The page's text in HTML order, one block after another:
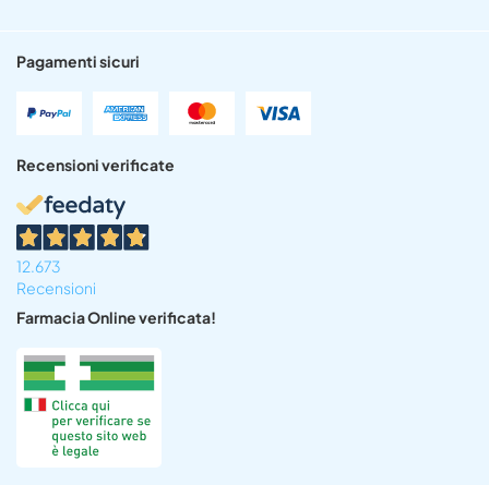
Pagamenti sicuri
Recensioni verificate
12.673
Recensioni
Farmacia Online verificata!